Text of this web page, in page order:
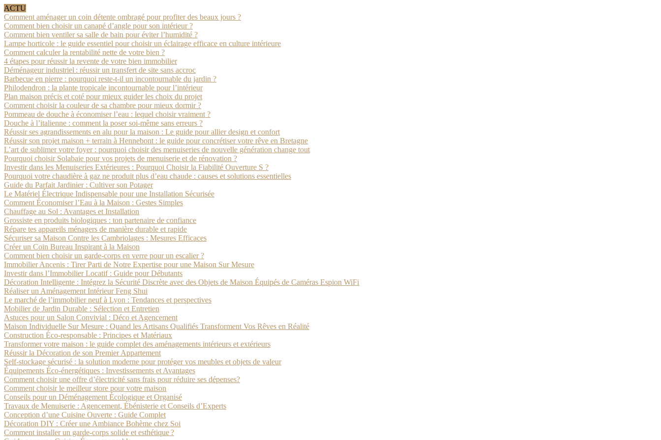
ACTU
Comment aménager un coin détente ombragé pour profiter des beaux jours ?
Comment bien choisir un canapé d’angle pour son intérieur ?
Comment bien ventiler sa salle de bain pour éviter l’humidité ?
Lampe horticole : le guide essentiel pour choisir un éclairage efficace en culture intérieure
Comment calculer la rentabilité nette de votre bien ?
4 étapes pour réussir la revente de votre bien immobilier
Déménageur industriel : réussir un transfert de site sans accroc
Barbecue en pierre : pourquoi reste-t-il un incontournable du jardin ?
Philodendron : la plante tropicale incontournable pour l’intérieur
Plan maison précis et coté pour mieux guider les choix du projet
Comment choisir la couleur de sa chambre pour mieux dormir ?
Pommeau de douche à économiser l’eau : lequel choisir vraiment ?
Douche à l’italienne : comment la poser soi-même sans erreurs ?
Réussir ses agrandissements en alu pour la maison : Le guide pour allier design et confort
Réussir son projet maison + terrain à Hennebont : le guide pour concrétiser votre rêve en Bretagne
L’art de sublimer votre foyer : pourquoi choisir des menuiseries de nouvelle génération change tout
Pourquoi choisir Solabaie pour vos projets de menuiserie et de rénovation ?
Investir dans les Menuiseries Extérieures : Pourquoi Choisir la Fiabilité Ouverture S ?
Pourquoi votre chaudière à gaz ne produit plus d’eau chaude : causes et solutions essentielles
Guide du Parfait Jardinier : Cultiver son Potager
Le Matériel Électrique Indispensable pour une Installation Sécurisée
Comment Économiser l’Eau à la Maison : Gestes Simples
Chauffage au Sol : Avantages et Installation
Grossiste en produits biologiques : ton partenaire de confiance
Répare tes appareils ménagers de manière durable et rapide
Sécuriser sa Maison Contre les Cambriolages : Mesures Efficaces
Créer un Coin Bureau Inspirant à la Maison
Comment bien choisir un garde-corps en verre pour un escalier ?
Immobilier Ancenis : Tirer Parti de Notre Expertise pour une Maison Sur Mesure
Investir dans l’Immobilier Locatif : Guide pour Débutants
Décoration Intelligente : Intégrez la Sécurité Discrète avec des Objets de Maison Équipés de Caméras Espion WiFi
Réaliser un Aménagement Intérieur Feng Shui
Le marché de l’immobilier neuf à Lyon : Tendances et perspectives
Mobilier de Jardin Durable : Sélection et Entretien
Astuces pour un Salon Convivial : Déco et Agencement
Maison Individuelle Sur Mesure : Quand les Artisans Qualifiés Transforment Vos Rêves en Réalité
Construction Éco-responsable : Principes et Matériaux
Transformer votre maison : le guide complet des aménagements intérieurs et extérieurs
Réussir la Décoration de son Premier Appartement
Self-stockage sécurisé : la solution moderne pour protéger vos meubles et objets de valeur
Équipements Éco-énergétiques : Investissements et Avantages
Comment choisir une offre d’électricité sans frais pour réduire ses dépenses?
Comment choisir le meilleur store pour votre maison
Conseils pour un Déménagement Écologique et Organisé
Travaux de Menuiserie : Agencement, Ébénisterie et Conseils d’Experts
Conception d’une Cuisine Ouverte : Guide Complet
Décoration DIY : Créer une Ambiance Bohème chez Soi
Comment installer un garde-corps solide et esthétique ?